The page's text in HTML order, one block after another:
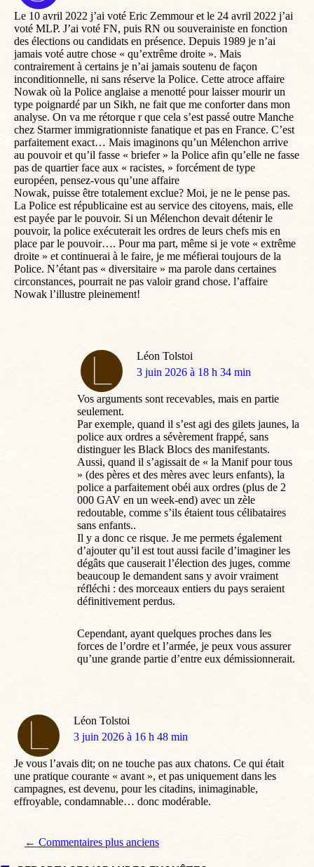
Le 10 avril 2022 j’ai voté Eric Zemmour et le 24 avril 2022 j’ai
voté MLP. J’ai voté FN, puis RN ou souverainiste en fonction
des élections ou candidats en présence. Depuis 1989 je n’ai
jamais voté autre chose « qu’extrême droite ». Mais
contrairement à certains je n’ai jamais soutenu de façon
inconditionnelle, ni sans réserve la Police. Cette atroce affaire
Nowak où la Police anglaise a menotté pour laisser mourir un
type poignardé par un Sikh, ne fait que me conforter dans mon
analyse. On va me rétorque r que cela s’est passé outre Manche
chez Starmer immigrationniste fanatique et pas en France. C’est
parfaitement exact… Mais imaginons qu’un Mélenchon arrive
au pouvoir et qu’il fasse « briefer » la Police afin qu’elle ne fasse
pas de quartier face aux « racistes, » forcément de type
européen, pensez-vous qu’une affaire
Nowak, puisse être totalement exclue? Moi, je ne le pense pas.
La Police est républicaine est au service des citoyens, mais, elle
est payée par le pouvoir. Si un Mélenchon devait détenir le
pouvoir, la police exécuterait les ordres de leurs chefs mis en
place par le pouvoir…. Pour ma part, même si je vote « extrême
droite » et continuerai à le faire, je me méfierai toujours de la
Police. N’étant pas « diversitaire » ma parole dans certaines
circonstances, pourrait ne pas valoir grand chose. l’affaire
Nowak l’illustre pleinement!
Léon Tolstoi
dit
3 juin 2026 à 18 h 34 min
Vos arguments sont recevables, mais en partie
seulement.
Par exemple, quand il s’est agi des gilets jaunes, la
police aux ordres a sévèrement frappé, sans
distinguer les Black Blocs des manifestants.
Aussi, quand il s’agissait de « la Manif pour tous
» (des pères et des mères avec leurs enfants), la
police a parfaitement obéi aux ordres (plus de 2
000 GAV en un week-end) avec un zèle
redoutable, comme s’ils étaient tous célibataires
sans enfants..
Il y a donc ce risque. Je me permets également
d’ajouter qu’il est tout aussi facile d’imaginer les
dégâts que causerait l’élection des juges, comme
beaucoup le demandent sans y avoir vraiment
réfléchi : des morceaux entiers du pays seraient
définitivement perdus.
Cependant, ayant quelques proches dans les
forces de l’ordre et l’armée, je peux vous assurer
qu’une grande partie d’entre eux démissionnerait.
Léon Tolstoi
dit
3 juin 2026 à 16 h 48 min
Je vous l’avais dit; on ne touche pas aux chatons. Ce qui était
une pratique courante « avant », et pas uniquement dans les
campagnes, est devenu, pour les citadins, inimaginable,
effroyable, condamnable… donc modérable.
Navigation de commentaire
← Commentaires plus anciens